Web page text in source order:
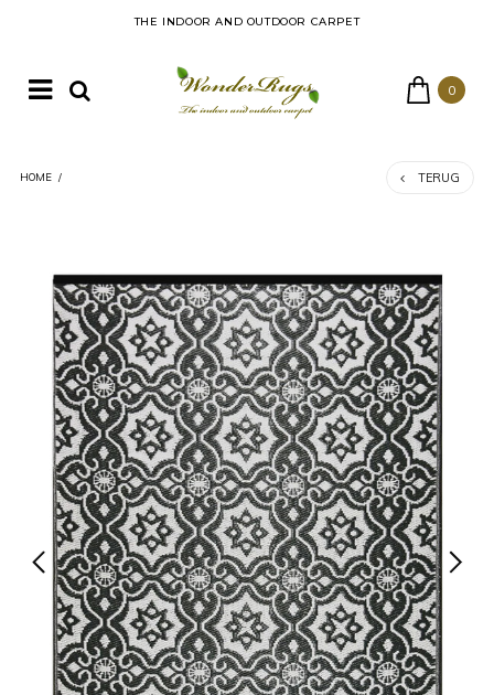
THE INDOOR AND OUTDOOR CARPET
0
HOME / TERUG